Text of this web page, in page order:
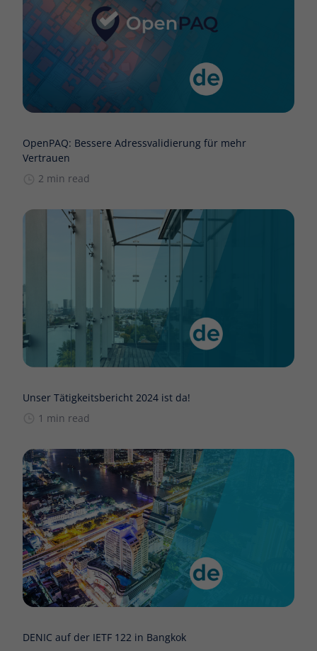
OpenPAQ: Bessere Adressvalidierung für mehr
Vertrauen
2 min read
Unser Tätigkeitsbericht 2024 ist da!
1 min read
DENIC auf der IETF 122 in Bangkok